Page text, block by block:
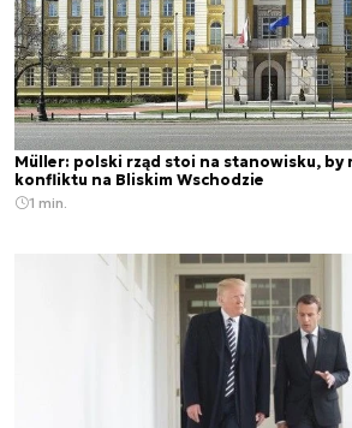
Müller: polski rząd stoi na stanowisku, by
konfliktu na Bliskim Wschodzie
1 min.